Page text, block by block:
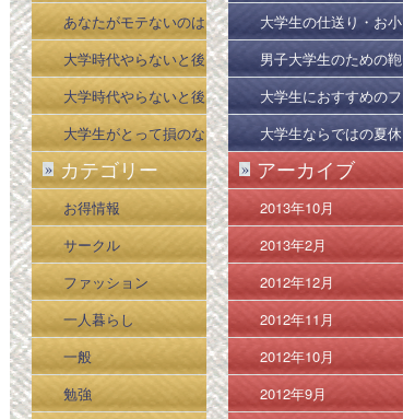
学生へのアドバイス５
つ
あなたがモテないのは
○○○がないから
大学時代やらないと後
悔すること：時間編
大学時代やらないと後
悔すること：友達編
大学生がとって損のな
い資格４選
» カテゴリー
お得情報
サークル
ファッション
一人暮らし
一般
勉強
は？
大学生の仕送り・お小
遣いの平均は？
男子大学生のための鞄
（かばん）・バッグ選
び
大学生におすすめのフ
リーソフト１０選
大学生ならではの夏休
み、春休みの過ごし方
» アーカイブ
2013年10月
2013年2月
2012年12月
2012年11月
2012年10月
2012年9月